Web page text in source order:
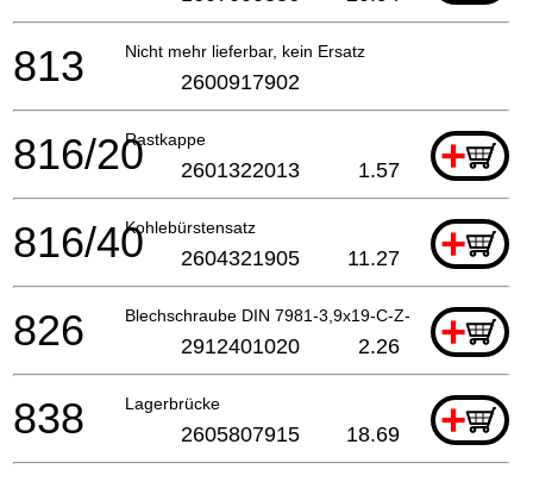
Nicht mehr lieferbar, kein Ersatz
813 2600917902
Rastkappe +
816/20 2601322013 1.57
Kohlebürstensatz +
816/40 2604321905 11.27
Blechschraube DIN 7981-3,9x19-C-Z-ST +
826 2912401020 2.26
Lagerbrücke +
838 2605807915 18.69